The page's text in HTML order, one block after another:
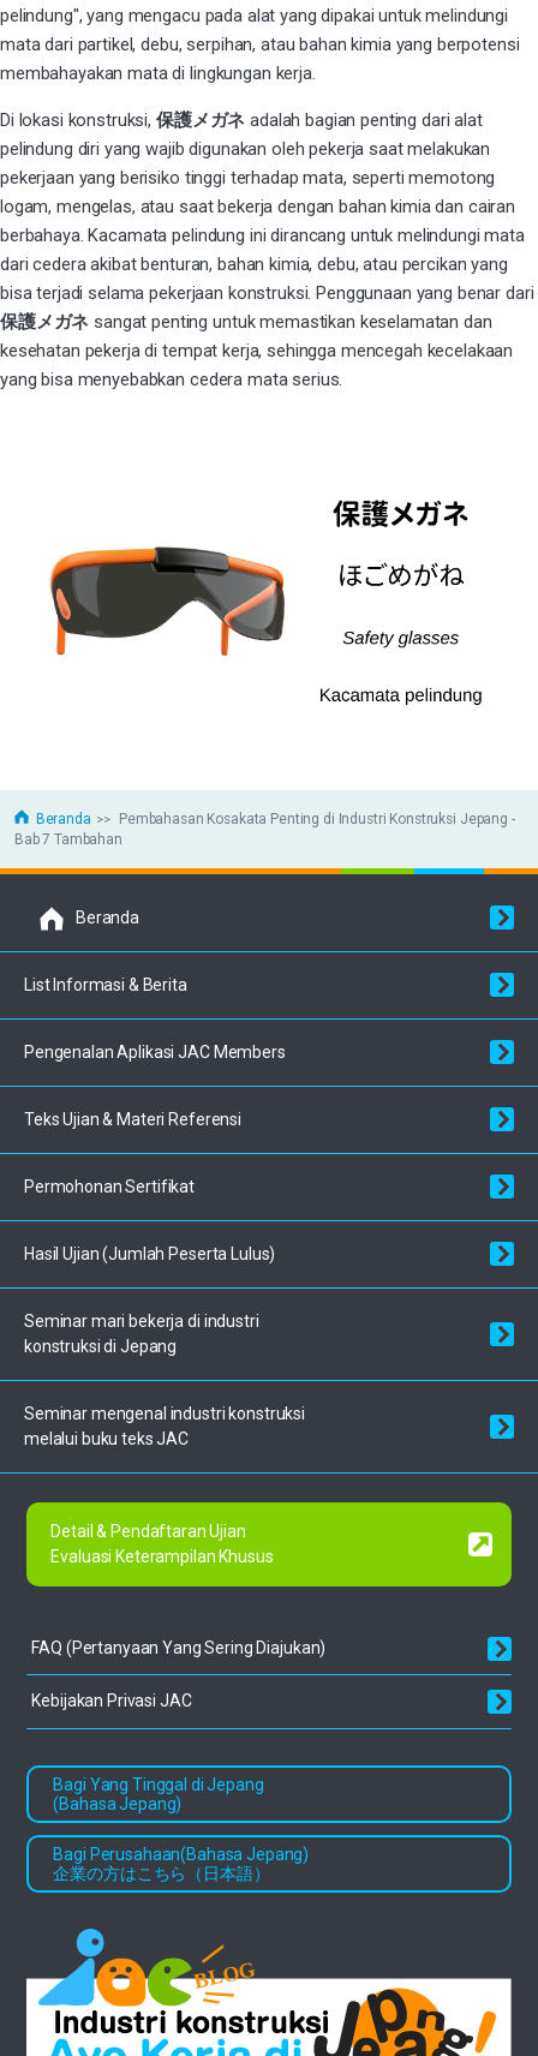
Beranda
Pembahasan Kosakata Penting di Industri Konstruksi Jepang -
Bab 7 Tambahan
pelindung", yang mengacu pada alat yang dipakai untuk melindungi
mata dari partikel, debu, serpihan, atau bahan kimia yang berpotensi
membahayakan mata di lingkungan kerja.
Di lokasi konstruksi, 保護メガネ adalah bagian penting dari alat
pelindung diri yang wajib digunakan oleh pekerja saat melakukan
pekerjaan yang berisiko tinggi terhadap mata, seperti memotong
logam, mengelas, atau saat bekerja dengan bahan kimia dan cairan
berbahaya. Kacamata pelindung ini dirancang untuk melindungi mata
dari cedera akibat benturan, bahan kimia, debu, atau percikan yang
bisa terjadi selama pekerjaan konstruksi. Penggunaan yang benar dari
保護メガネ sangat penting untuk memastikan keselamatan dan
kesehatan pekerja di tempat kerja, sehingga mencegah kecelakaan
yang bisa menyebabkan cedera mata serius.
Beranda
List Informasi & Berita
Pengenalan Aplikasi JAC Members
Teks Ujian & Materi Referensi
Permohonan Sertifikat
Hasil Ujian (Jumlah Peserta Lulus)
Seminar mari bekerja di industri
konstruksi di Jepang
Seminar mengenal industri konstruksi
melalui buku teks JAC
Detail & Pendaftaran Ujian
Evaluasi Keterampilan Khusus
FAQ (Pertanyaan Yang Sering Diajukan)
Kebijakan Privasi JAC
Bagi Yang Tinggal di Jepang
(Bahasa Jepang)
Bagi Perusahaan(Bahasa Jepang)
企業の方はこちら（日本語）